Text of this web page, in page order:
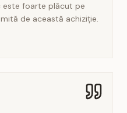
este foarte plăcut pe
de această achiziție.